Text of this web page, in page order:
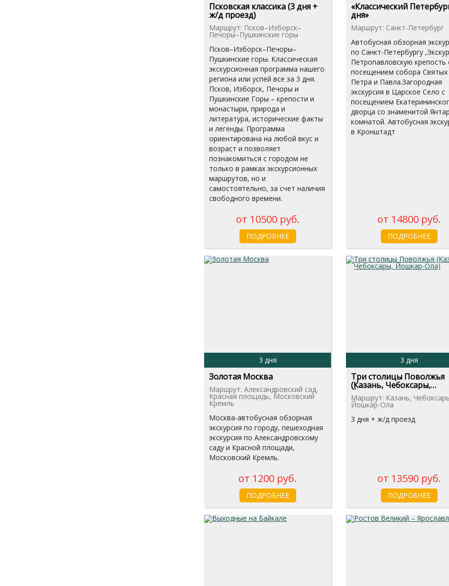
Псковская классика (3 дня +
ж/д проезд)
Маршрут: Псков–Изборск–
Печоры–Пушкинские горы
Псков–Изборск–Печоры–
Пушкинские горы. Классическая
экскурсионная программа нашего
региона или успей все за 3 дня.
Псков, Изборск, Печоры и
Пушкинские Горы – крепости и
монастыри, природа и
литература, исторические факты
и легенды. Программа
ориентирована на любой вкус и
возраст и позволяет
познакомиться с городом не
только в рамках экскурсионных
маршрутов, но и
самостоятельно, за счет наличия
свободного времени.
от 10500 руб.
ПОДРОБНЕЕ
«Классический
дня»
Маршрут: Санкт-Петербург
Автобусная обзорная
по Санкт-Петербургу
Петропавловскую крепость
посещением собора Святых
Петра и Павла.Загородная
экскурсия в Царское Село с
посещением
дворца со знаменитой
комнатой. Автобусная
в Кронштадт
от 14800 руб.
ПОДРОБНЕЕ
3 дня
Золотая Москва
Маршрут: Александровский сад,
Красная площадь, Московский
Кремль
Москва-автобусная обзорная
экскурсия по городу, пешеходная
экскурсия по Александровскому
саду и Красной площади,
Московский Кремль.
от 1200 руб.
ПОДРОБНЕЕ
3 дня
Три столицы Поволжья
(Казань, Чебоксары,
Йошкар-Ола)
Маршрут: Казань,
Йошкар-Ола
3 дня + ж/д проезд
от 13590 руб.
ПОДРОБНЕЕ